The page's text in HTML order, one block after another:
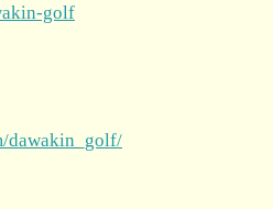
golf
dawakin_golf/